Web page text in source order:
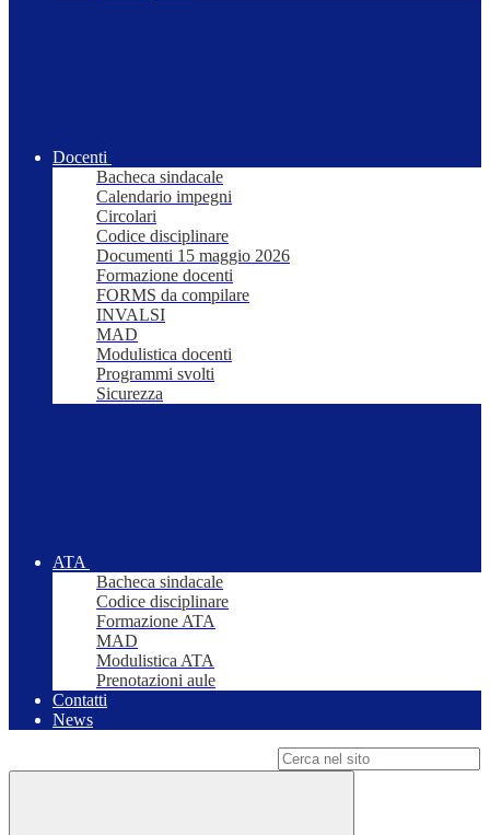
Docenti
Bacheca sindacale
Calendario impegni
Circolari
Codice disciplinare
Documenti 15 maggio 2026
Formazione docenti
FORMS da compilare
INVALSI
MAD
Modulistica docenti
Programmi svolti
Sicurezza
ATA
Bacheca sindacale
Codice disciplinare
Formazione ATA
MAD
Modulistica ATA
Prenotazioni aule
Contatti
News